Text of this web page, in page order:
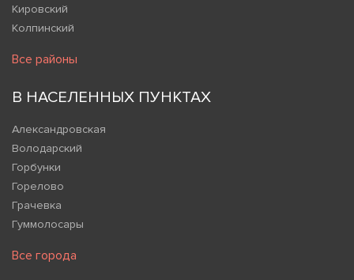
Кировский
Колпинский
Все районы
В НАСЕЛЕННЫХ ПУНКТАХ
Александровская
Володарский
Горбунки
Горелово
Грачевка
Гуммолосары
Все города